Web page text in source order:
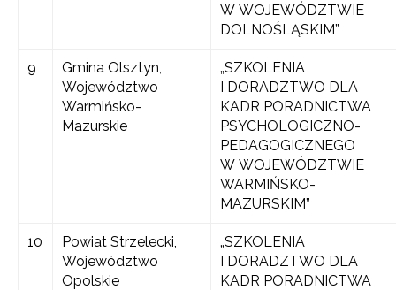
W WOJEWÓDZTWIE
DOLNOŚLĄSKIM”
9
Gmina Olsztyn,
Województwo
Warmińsko-
Mazurskie
„SZKOLENIA
I DORADZTWO DLA
KADR PORADNICTWA
PSYCHOLOGICZNO-
PEDAGOGICZNEGO
W WOJEWÓDZTWIE
WARMIŃSKO-
MAZURSKIM”
10
Powiat Strzelecki,
Województwo
Opolskie
„SZKOLENIA
I DORADZTWO DLA
KADR PORADNICTWA